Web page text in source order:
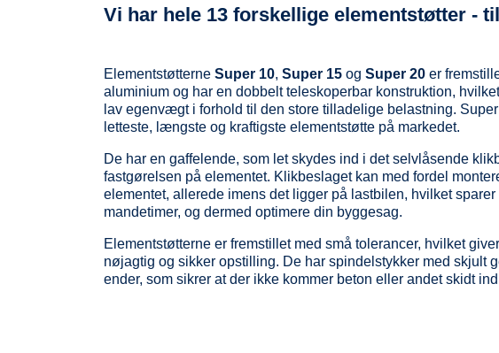
Vi har hele 13 forskellige elementstøtter -
Elementstøtterne Super 10, Super 15 og Super 20 er
aluminium og har en dobbelt teleskoperbar konstruktion,
lav egenvægt i forhold til den store tilladelige belastning.
letteste, længste og kraftigste elementstøtte på markedet.
De har en gaffelende, som let skydes ind i det selvlåsende
fastgørelsen på elementet. Klikbeslaget kan med fordel
elementet, allerede imens det ligger på lastbilen, hvilket sparer
mandetimer, og dermed optimere din byggesag.
Elementstøtterne er fremstillet med små tolerancer, hvilket
nøjagtig og sikker opstilling. De har spindelstykker med skjult
ender, som sikrer at der ikke kommer beton eller andet skidt